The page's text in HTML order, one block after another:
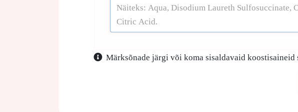
Märksõnade järgi või koma sisaldavaid koostisaineid